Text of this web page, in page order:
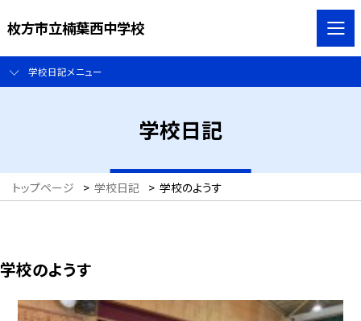
枚方市立楠葉西中学校
学校日記メニュー
学校日記
トップページ > 学校日記 > 学校のようす
学校のようす